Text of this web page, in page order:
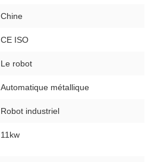
Chine
CE ISO
Le robot
Automatique métallique
Robot industriel
11kw